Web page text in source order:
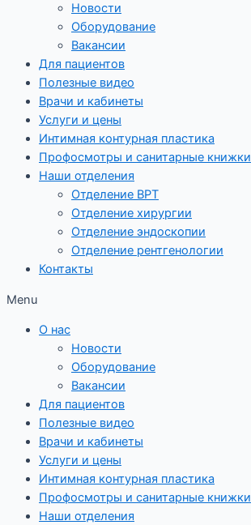
Новости
Оборудование
Вакансии
Для пациентов
Полезные видео
Врачи и кабинеты
Услуги и цены
Интимная контурная пластика
Профосмотры и санитарные книжки
Наши отделения
Отделение ВРТ
Отделение хирургии
Отделение эндоскопии
Отделение рентгенологии
Контакты
Menu
О нас
Новости
Оборудование
Вакансии
Для пациентов
Полезные видео
Врачи и кабинеты
Услуги и цены
Интимная контурная пластика
Профосмотры и санитарные книжки
Наши отделения